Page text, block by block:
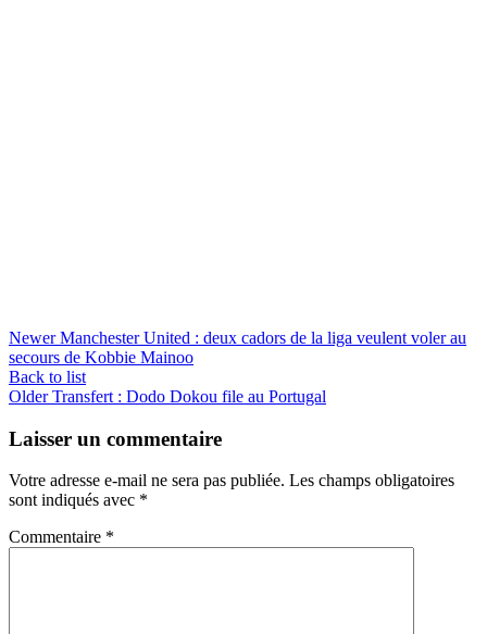
Newer Manchester United : deux cadors de la liga veulent voler au
secours de Kobbie Mainoo
Back to list
Older Transfert : Dodo Dokou file au Portugal
Laisser un commentaire
Votre adresse e-mail ne sera pas publiée. Les champs obligatoires
sont indiqués avec *
Commentaire *